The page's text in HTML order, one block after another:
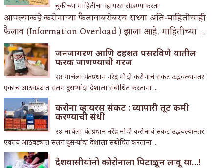
चुकीच्या माहितीचा व्हायरस रोखण्याकरता
आपल्याकडे करोनाच्या फैलावाबरोबरच सध्या अति-माहितीचाही
फैलाव (Information Overload ) झाला आहे. माहितीच्या ...
जनजागरण आणि दहशत पसरविणे यातील
फरक जाणण्याची गरज
२४ मार्चला पंतप्रधान नरेंद्र मोदी करोनाचं संकट उद्भवल्यानंतर
एकाच आठवड्यात सलग दुसऱ्यांदा देशाला संबोधित करताना ...
करोना व्हायरस संकट : व्यापारी तूट कमी
करण्याची संधी
२४ मार्चला पंतप्रधान नरेंद्र मोदी करोनाचं संकट उद्भवल्यानंतर
एकाच आठवड्यात सलग दुसऱ्यांदा देशाला संबोधित करताना ...
देशवासीयांनो कोरोनाला पिटाळून लावू या…!